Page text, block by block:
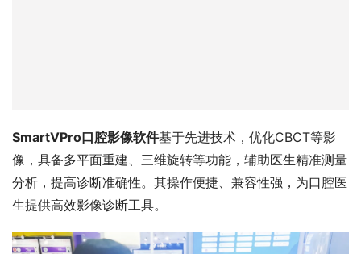
SmartVPro口腔影像软件基于先进技术，优化CBCT等影
像，具备多平面重建、三维旋转等功能，辅助医生精准测量
分析，提高诊断准确性。其操作便捷、兼容性强，为口腔医
生提供高效影像诊断工具。